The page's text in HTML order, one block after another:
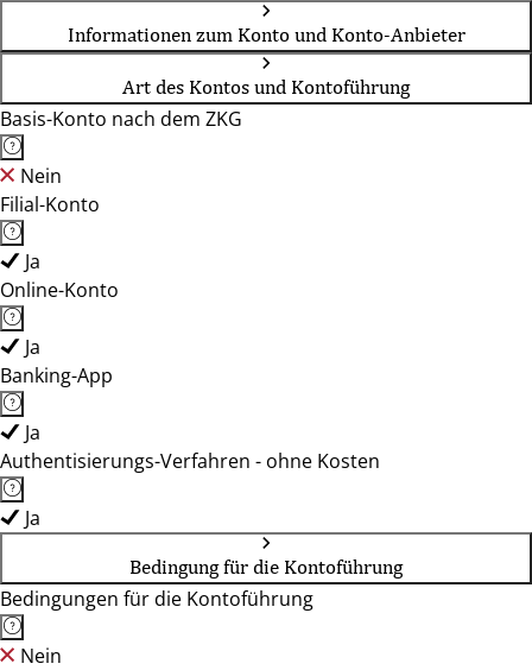
Informationen zum Konto und Konto-Anbieter
Art des Kontos und Kontoführung
Basis-Konto nach dem ZKG
Nein
Filial-Konto
Ja
Online-Konto
Ja
Banking-App
Ja
Authentisierungs-Verfahren - ohne Kosten
Ja
Bedingung für die Kontoführung
Bedingungen für die Kontoführung
Nein